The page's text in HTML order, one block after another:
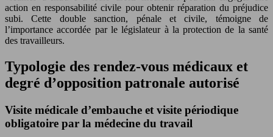
action en responsabilité civile pour obtenir réparation du préjudice
subi. Cette double sanction, pénale et civile, témoigne de
l’importance accordée par le législateur à la protection de la santé
des travailleurs.
Typologie des rendez-vous médicaux et
degré d’opposition patronale autorisé
Visite médicale d’embauche et visite périodique
obligatoire par la médecine du travail